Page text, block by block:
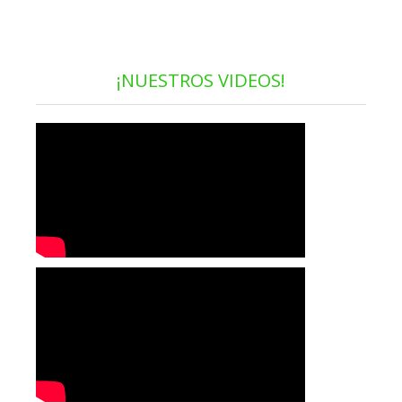
¡NUESTROS VIDEOS!